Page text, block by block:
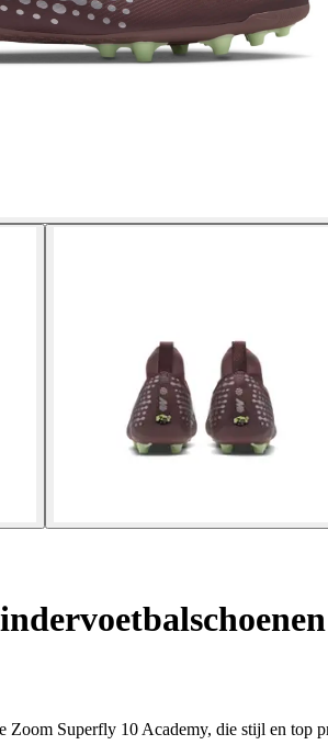
Superfly 10 Academy, die stijl en top